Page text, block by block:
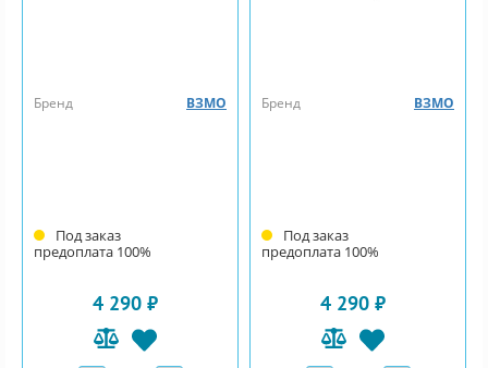
Бренд ВЗМО
Под заказ
предоплата 100%
4 290 ₽
Бренд ВЗМО
Под заказ
предоплата 100%
4 290 ₽